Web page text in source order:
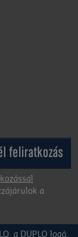
feliratkozás
a
a DUPLO logó,